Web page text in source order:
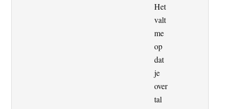
Het
valt
me
op
dat
je
over
tal